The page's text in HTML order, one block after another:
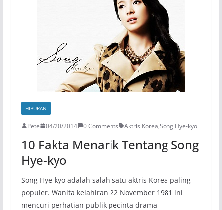
HIBURAN
Pete 04/20/2014 0 Comments Aktris Korea,Song Hye-kyo
10 Fakta Menarik Tentang Song
Hye-kyo
Song Hye-kyo adalah salah satu aktris Korea paling
populer. Wanita kelahiran 22 November 1981 ini
mencuri perhatian publik pecinta drama